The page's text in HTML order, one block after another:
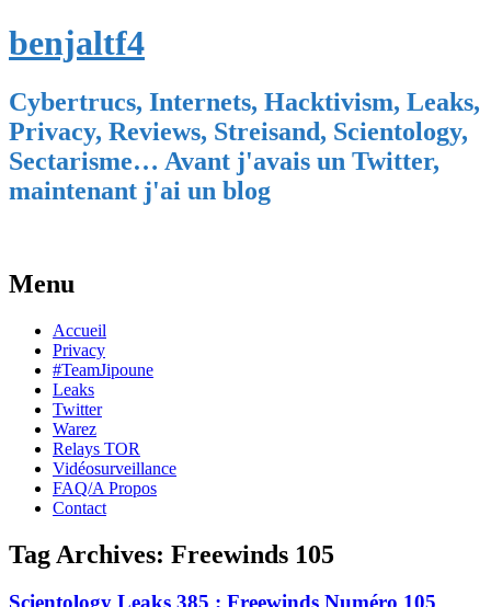
benjaltf4
Cybertrucs, Internets, Hacktivism, Leaks,
Privacy, Reviews, Streisand, Scientology,
Sectarisme… Avant j'avais un Twitter,
maintenant j'ai un blog
Menu
Skip
content
Accueil
Privacy
#TeamJipoune
Leaks
Twitter
Warez
Relays TOR
Vidéosurveillance
FAQ/A Propos
Contact
Tag Archives: Freewinds 105